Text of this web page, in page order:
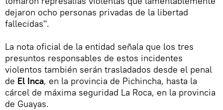
dejaron ocho personas privadas de la libertad
fallecidas".
La nota oficial de la entidad señala que los tres
presuntos responsables de estos incidentes
violentos también serán trasladados desde el penal
de El Inca, en la provincia de Pichincha, hasta la
cárcel de máxima seguridad La Roca, en la provincia
de Guayas.